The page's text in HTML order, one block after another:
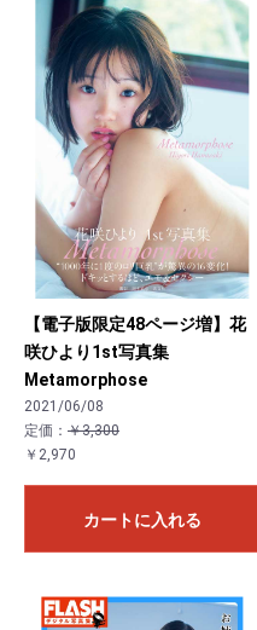
【電子版限定48ページ増】花
咲ひより1st写真集
Metamorphose
2021/06/08
定価： ￥3,300
￥2,970
カートに入れる